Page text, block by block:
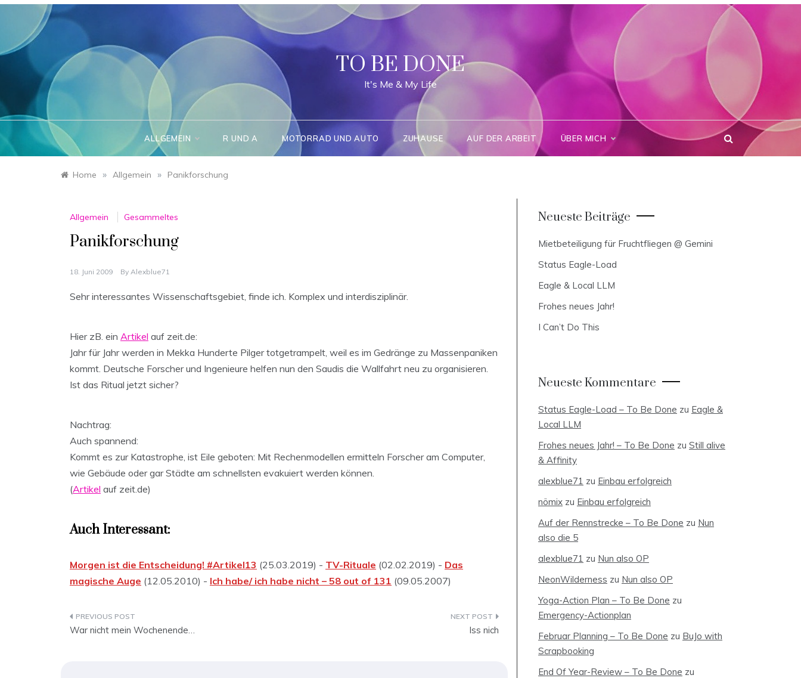
Skip
TO BE DONE
It's Me & My Life
ALLGEMEIN R UND A MOTORRAD UND AUTO ZUHAUSE AUF DER ARBEIT ÜBER MICH
Home » Allgemein » Panikforschung
Allgemein Gesammeltes
Panikforschung
18. Juni 2009 By Alexblue71
Sehr interessantes Wissenschaftsgebiet, finde ich. Komplex und interdisziplinär.
Hier zB. ein Artikel auf zeit.de:
Jahr für Jahr werden in Mekka Hunderte Pilger totgetrampelt, weil es im Gedränge zu Massenpaniken
kommt. Deutsche Forscher und Ingenieure helfen nun den Saudis die Wallfahrt neu zu organisieren.
Ist das Ritual jetzt sicher?
Nachtrag:
Auch spannend:
Kommt es zur Katastrophe, ist Eile geboten: Mit Rechenmodellen ermitteln Forscher am Computer,
wie Gebäude oder gar Städte am schnellsten evakuiert werden können.
(Artikel auf zeit.de)
Auch Interessant:
Morgen ist die Entscheidung! #Artikel13 (25.03.2019) - TV-Rituale (02.02.2019) - Das
magische Auge (12.05.2010) - Ich habe/ ich habe nicht – 58 out of 131 (09.05.2007)
Beitragsnavigation
War nicht mein Wochenende… Iss nich
Neueste Beiträge
Mietbeteiligung für Fruchtfliegen @ Gemini
Status Eagle-Load
Eagle & Local LLM
Frohes neues Jahr!
I Can’t Do This
Neueste Kommentare
Status Eagle-Load – To Be Done zu Eagle &
Local LLM
Frohes neues Jahr! – To Be Done zu Still alive
& Affinity
alexblue71 zu Einbau erfolgreich
nömix zu Einbau erfolgreich
Auf der Rennstrecke – To Be Done zu Nun
also die 5
alexblue71 zu Nun also OP
NeonWilderness zu Nun also OP
Yoga-Action Plan – To Be Done zu
Emergency-Actionplan
Februar Planning – To Be Done zu BuJo with
Scrapbooking
End Of Year-Review – To Be Done zu